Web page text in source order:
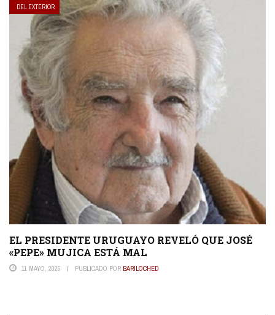
DEL EXTERIOR
EL PRESIDENTE URUGUAYO REVELÓ QUE JOSÉ
«PEPE» MUJICA ESTÁ MAL
11 MAYO, 2025 PUBLICADO POR BARILOCHED